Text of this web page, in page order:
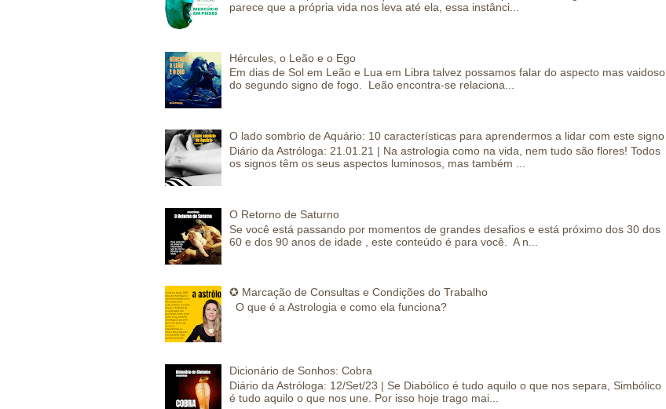
parece que a própria vida nos leva até ela, essa instânci...
Hércules, o Leão e o Ego
Em dias de Sol em Leão e Lua em Libra talvez possamos falar do aspecto mas vaidoso
do segundo signo de fogo. Leão encontra-se relaciona...
O lado sombrio de Aquário: 10 características para aprendermos a lidar com este signo
Diário da Astróloga: 21.01.21 | Na astrologia como na vida, nem tudo são flores! Todos
os signos têm os seus aspectos luminosos, mas também ...
O Retorno de Saturno
Se você está passando por momentos de grandes desafios e está próximo dos 30 dos
60 e dos 90 anos de idade , este conteúdo é para você. A n...
✪ Marcação de Consultas e Condições do Trabalho
O que é a Astrologia e como ela funciona?
Dicionário de Sonhos: Cobra
Diário da Astróloga: 12/Set/23 | Se Diabólico é tudo aquilo o que nos separa, Simbólico
é tudo aquilo o que nos une. Por isso hoje trago mai...